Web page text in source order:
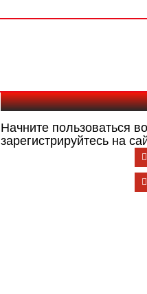
Начните пользоваться
зарегистрируйтесь на